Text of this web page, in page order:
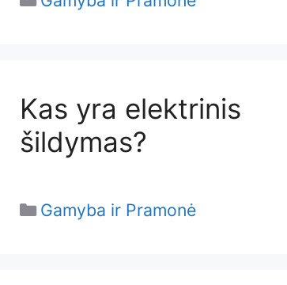
Kas yra elektrinis
šildymas?
Categories
Gamyba ir Pramonė